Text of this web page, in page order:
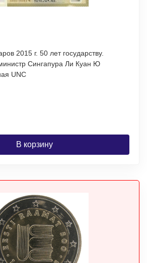
2015 г. 50 лет государству.
Сингапура Ли Куан Ю
UNC
В корзину